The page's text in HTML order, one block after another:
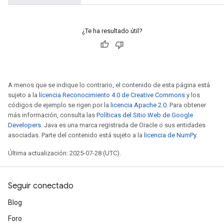
¿Te ha resultado útil?
A menos que se indique lo contrario, el contenido de esta página está
sujeto a la licencia Reconocimiento 4.0 de Creative Commons y los
códigos de ejemplo se rigen por la licencia Apache 2.0. Para obtener
más información, consulta las Políticas del Sitio Web de Google
Developers. Java es una marca registrada de Oracle o sus entidades
asociadas. Parte del contenido está sujeto a la licencia de NumPy.
Última actualización: 2025-07-28 (UTC).
Seguir conectado
Blog
Foro